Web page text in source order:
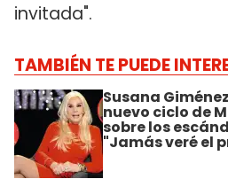
invitada".
TAMBIÉN TE PUEDE
Susana
nuevo ciclo de
sobre los
"Jamás veré el